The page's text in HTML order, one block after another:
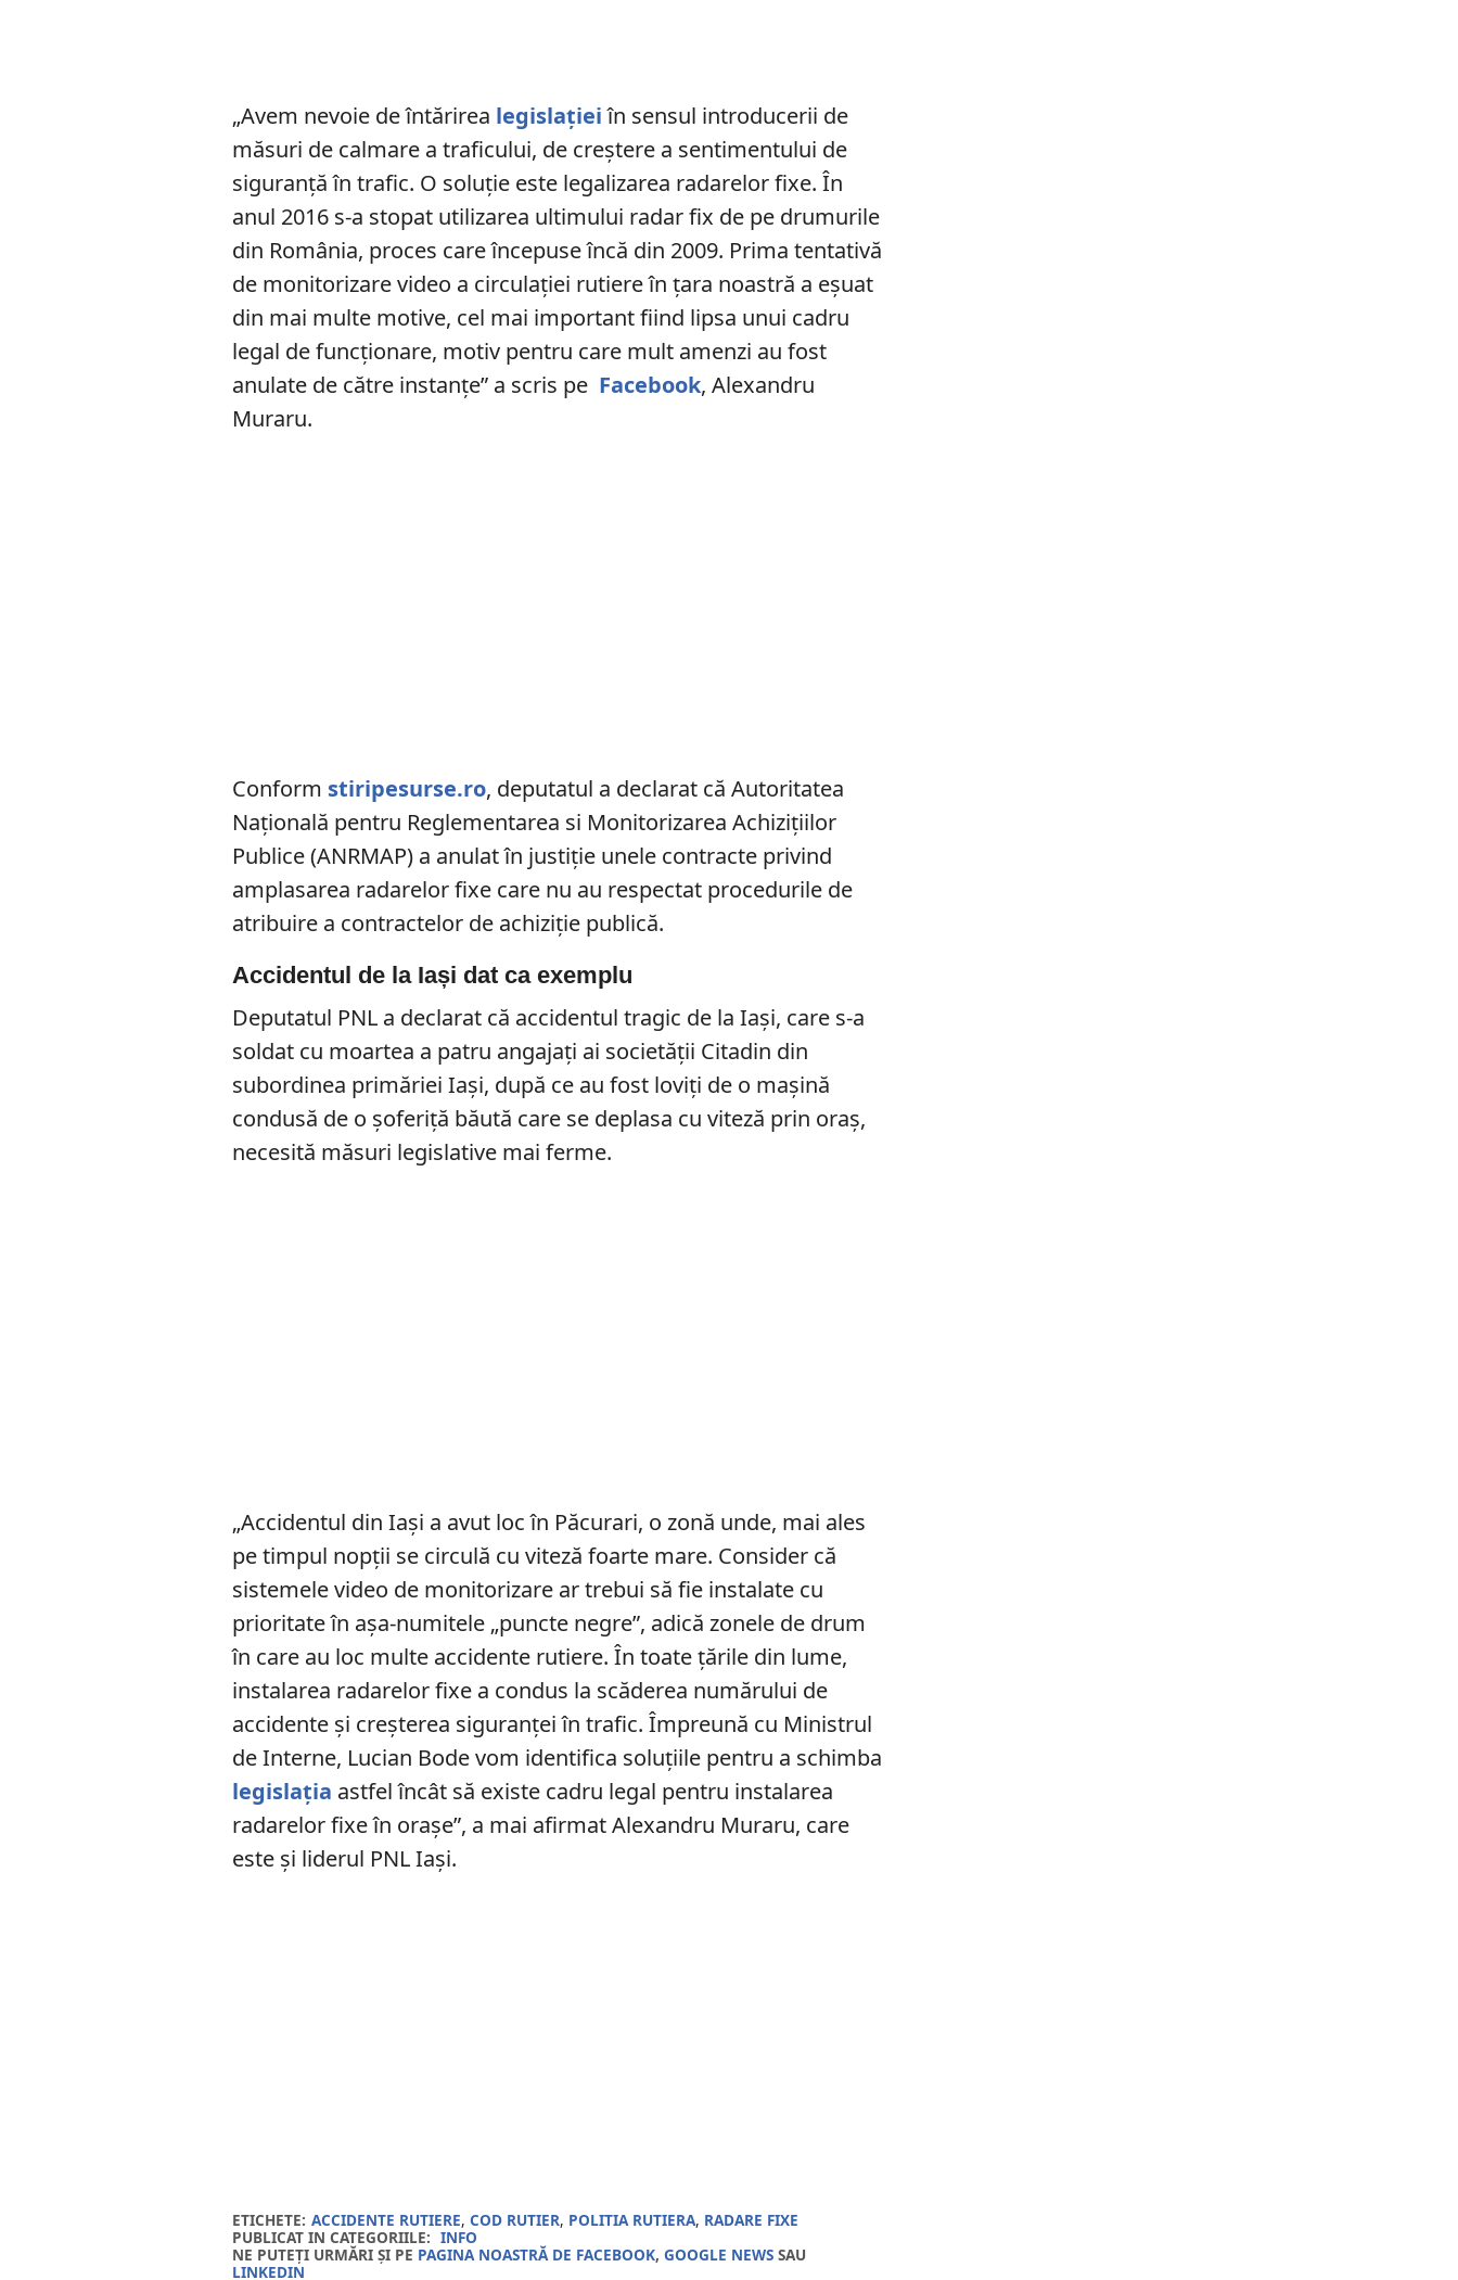
„Avem nevoie de întărirea legislaţieiîn sensul introducerii de
măsuri de calmare a traficului, de creştere a sentimentului de
siguranţă în trafic. O soluţie este legalizarea radarelor fixe. În
anul 2016 s-a stopat utilizarea ultimului radar fix de pe drumurile
din România, proces care începuse încă din 2009. Prima tentativă
de monitorizare video a circulaţiei rutiere în ţara noastră a eşuat
din mai multe motive, cel mai important fiind lipsa unui cadru
legal de funcţionare, motiv pentru care mult amenzi au fost
anulate de către instanţe” a scris pe Facebook, Alexandru
Muraru.
Conform stiripesurse.ro, deputatul a declarat că Autoritatea
Naţională pentru Reglementarea si Monitorizarea Achiziţiilor
Publice (ANRMAP) a anulat în justiţie unele contracte privind
amplasarea radarelor fixe care nu au respectat procedurile de
atribuire a contractelor de achiziţie publică.
Accidentul de la Iași dat ca exemplu
Deputatul PNL a declarat că accidentul tragic de la Iaşi, care s-a
soldat cu moartea a patru angajaţi ai societăţii Citadin din
subordinea primăriei Iași, după ce au fost loviţi de o maşină
condusă de o şoferiţă băută care se deplasa cu viteză prin oraş,
necesită măsuri legislative mai ferme.
„Accidentul din Iaşi a avut loc în Păcurari, o zonă unde, mai ales
pe timpul nopţii se circulă cu viteză foarte mare. Consider că
sistemele video de monitorizare ar trebui să fie instalate cu
prioritate în aşa-numitele „puncte negre”, adică zonele de drum
în care au loc multe accidente rutiere. În toate ţările din lume,
instalarea radarelor fixe a condus la scăderea numărului de
accidente şi creşterea siguranţei în trafic. Împreună cu Ministrul
de Interne, Lucian Bode vom identifica soluţiile pentru a schimba
legislaţia astfel încât să existe cadru legal pentru instalarea
radarelor fixe în oraşe”, a mai afirmat Alexandru Muraru, care
este și liderul PNL Iași.
ETICHETE: ACCIDENTE RUTIERE,COD RUTIER, POLITIA RUTIERA, RADARE FIXE
PUBLICAT IN CATEGORIILE: INFO
NE PUTEȚI URMĂRI ȘI PE PAGINA NOASTRĂ DE FACEBOOK,GOOGLE NEWS SAU
LINKEDIN